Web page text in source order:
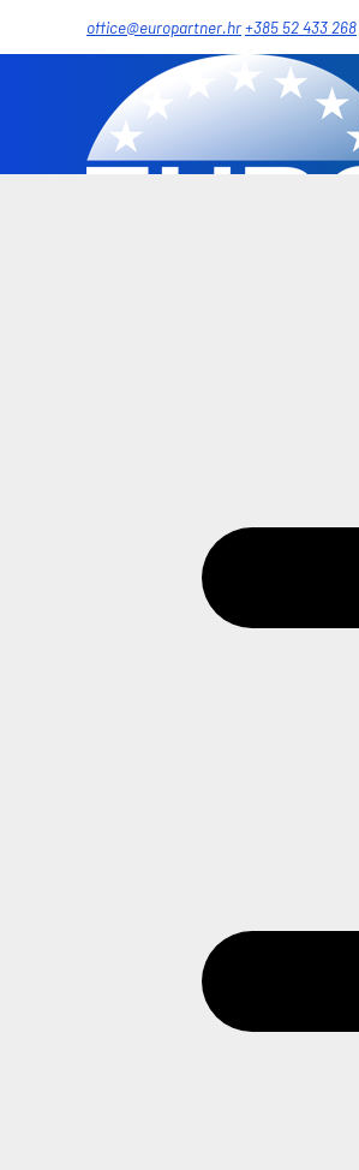
office@europartner.hr+385 52 433 268